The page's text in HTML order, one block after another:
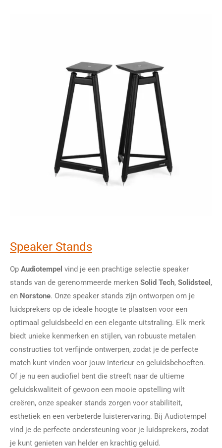
Speaker Stands
Op Audiotempel vind je een prachtige selectie speaker
stands van de gerenommeerde merken Solid Tech, Solidsteel ,
en Norstone. Onze speaker stands zijn ontworpen om je
luidsprekers op de ideale hoogte te plaatsen voor een
optimaal geluidsbeeld en een elegante uitstraling. Elk merk
biedt unieke kenmerken en stijlen, van robuuste metalen
constructies tot verfijnde ontwerpen, zodat je de perfecte
match kunt vinden voor jouw interieur en geluidsbehoeften.
Of je nu een audiofiel bent die streeft naar de ultieme
geluidskwaliteit of gewoon een mooie opstelling wilt
creëren, onze speaker stands zorgen voor stabiliteit,
esthetiek en een verbeterde luisterervaring. Bij Audiotempel
vind je de perfecte ondersteuning voor je luidsprekers, zodat
je kunt genieten van helder en krachtig geluid.